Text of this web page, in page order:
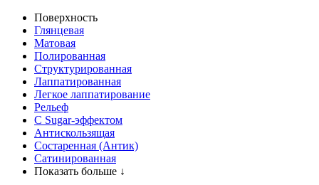
Поверхность
Глянцевая
Матовая
Полированная
Структурированная
Лаппатированная
Легкое лаппатирование
Рельеф
С Sugar-эффектом
Антискользящая
Состаренная (Антик)
Сатинированная
Показать больше ↓